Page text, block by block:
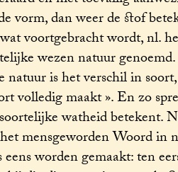
vorm, dan weer de stof
voortgebracht wordt, nl.
wezen natuur
natuur is het verschil in
volledig maakt ». En zo
watheid betekent.
mensgeworden Woord in
worden gemaakt: ten